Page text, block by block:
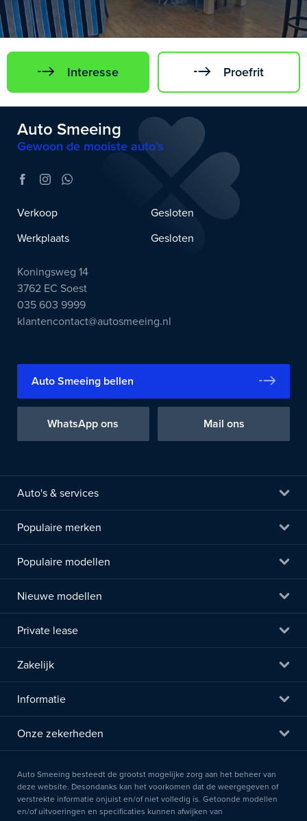
Interesse Proefrit
Auto Smeeing
Gewoon de mooiste auto’s
Verkoop
Gesloten
Werkplaats
Gesloten
Koningsweg 14
3762 EC Soest
035 603 9999
klantencontact@autosmeeing.nl
Auto Smeeing bellen
WhatsApp ons Mail ons
Auto's & services
Populaire merken
Populaire modellen
Nieuwe modellen
Private lease
Zakelijk
Informatie
Onze zekerheden
Auto Smeeing besteedt de grootst mogelijke zorg aan het beheer van
deze website. Desondanks kan het voorkomen dat de weergegeven of
verstrekte informatie onjuist en/of niet volledig is. Getoonde modellen
en/of uitvoeringen en specificaties kunnen afwijken van